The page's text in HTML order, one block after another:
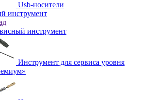
Usb-носители
инструмент
инструмент
Инструмент для сервиса уровня